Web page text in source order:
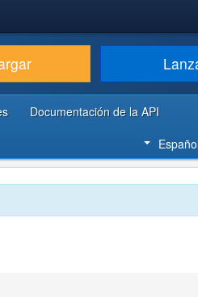
Documentación de la API